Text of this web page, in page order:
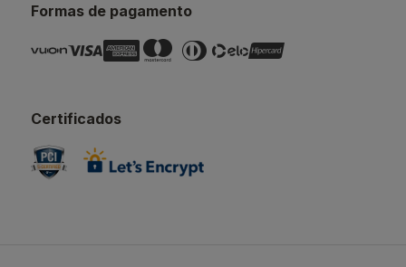
Formas de pagamento
Certificados